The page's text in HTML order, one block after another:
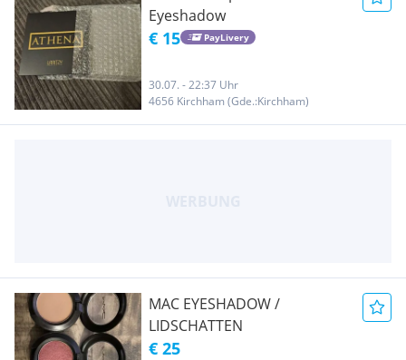
Eyeshadow
€ 15 PayLivery
30.07. - 22:37 Uhr
4656 Kirchham (Gde.:Kirchham)
MAC EYESHADOW /
LIDSCHATTEN
€ 25